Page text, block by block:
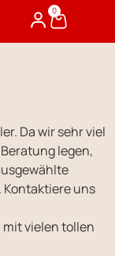
0
Da wir sehr viel
legen,
Kontaktiere uns
vielen tollen